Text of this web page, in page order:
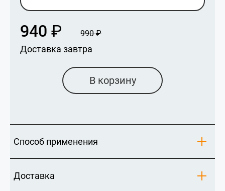
940 ₽ 990₽
Доставка завтра
В корзину
Способ применения
Доставка